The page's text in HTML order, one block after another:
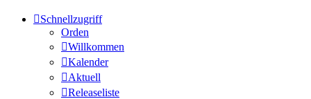
Schnellzugriff
Orden
Willkommen
Kalender
Aktuell
Releaseliste